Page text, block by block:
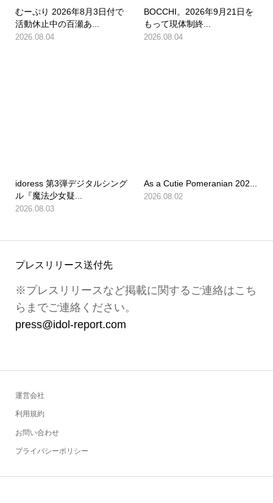
むーぷり 2026年8月3日付で
活動休止中の百瀬あ...
2026.08.04
BOCCHI。2026年9月21日を
もって現体制終...
2026.08.04
idoress 第3弾デジタルシング
ル『魔法少女疑...
2026.08.03
As a Cutie Pomeranian 202...
2026.08.02
プレスリリース送付先
※プレスリリースなど掲載に関するご連絡はこち
らまでご連絡ください。
press@idol-report.com
運営会社
利用規約
お問い合わせ
プライバシーポリシー